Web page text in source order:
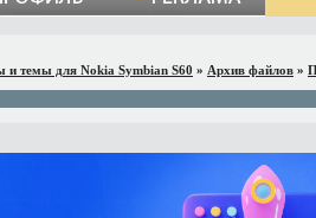
темы для Nokia Symbian S60 » Архив файлов »